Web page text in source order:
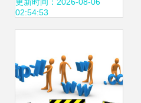
助你打造高效工业
02:54:53